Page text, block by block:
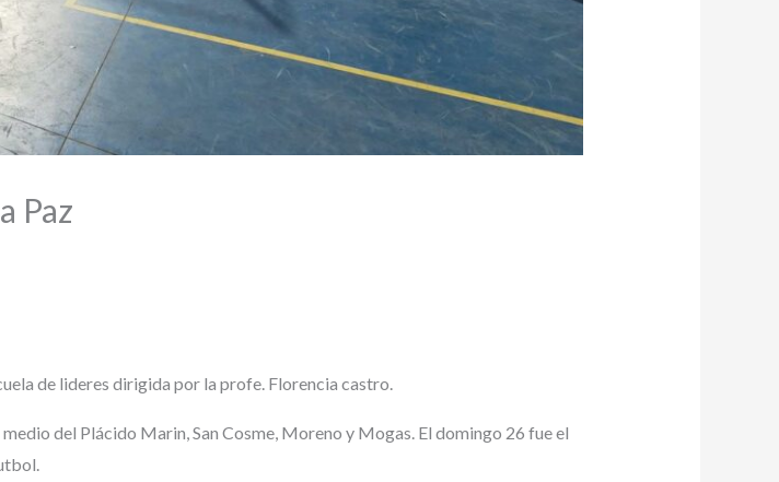
Paz
de lideres dirigida por la profe. Florencia castro.
del Plácido Marin, San Cosme, Moreno y Mogas. El domingo 26 fue el